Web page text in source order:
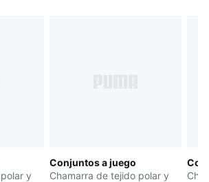
y
Conjuntos a juego
Chamarra de tejido polar y